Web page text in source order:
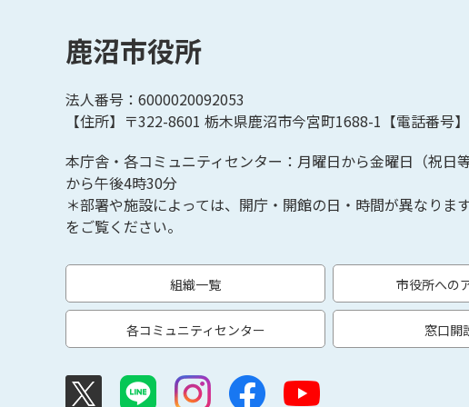
鹿沼市役所
法人番号：6000020092053
【住所】〒322-8601 栃木県鹿沼市今宮町1688-1【電話番号
本庁舎・各コミュニティセンター：月曜日から金曜日（祝日
から午後4時30分
＊部署や施設によっては、開庁・開館の日・時間が異なります
をご覧ください。
組織一覧 市役所への
各コミュニティセンター 窓口開